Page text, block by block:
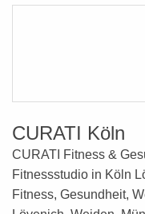
CURATI Köln
CURATI Fitness &
Fitnessstudio in Köln
Fitness, Gesundheit,